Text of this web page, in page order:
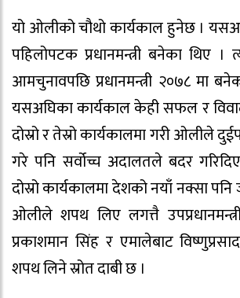
यो ओलीको चौथो कार्यकाल हुनेछ ।
पहिलोपटक प्रधानमन्त्री बनेका थिए
आमचुनावपछि प्रधानमन्त्री २०७८ मा
यसअघिका कार्यकाल केही सफल र
दोस्रो र तेस्रो कार्यकालमा गरी ओलीले
गरे पनि सर्वोच्च अदालतले बदर
दोस्रो कार्यकालमा देशको नयाँ नक्सा पनि
ओलीले शपथ लिए लगत्तै
प्रकाशमान सिंह र एमालेबाट
शपथ लिने स्रोत दाबी छ ।